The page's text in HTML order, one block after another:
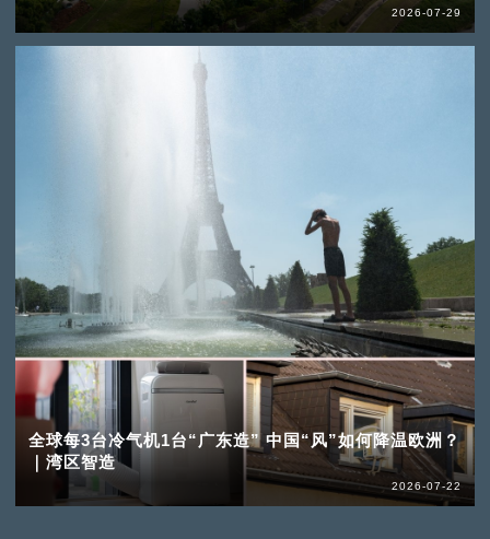
2026-07-29
全球每3台冷气机1台“广东造” 中国“风”如何降温欧洲？
｜湾区智造
2026-07-22